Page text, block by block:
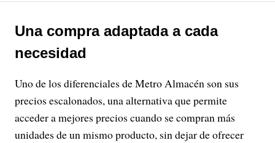
Una compra adaptada a cada
necesidad
Uno de los diferenciales de Metro Almacén son sus
precios escalonados, una alternativa que permite
acceder a mejores precios cuando se compran más
unidades de un mismo producto, sin dejar de ofrecer